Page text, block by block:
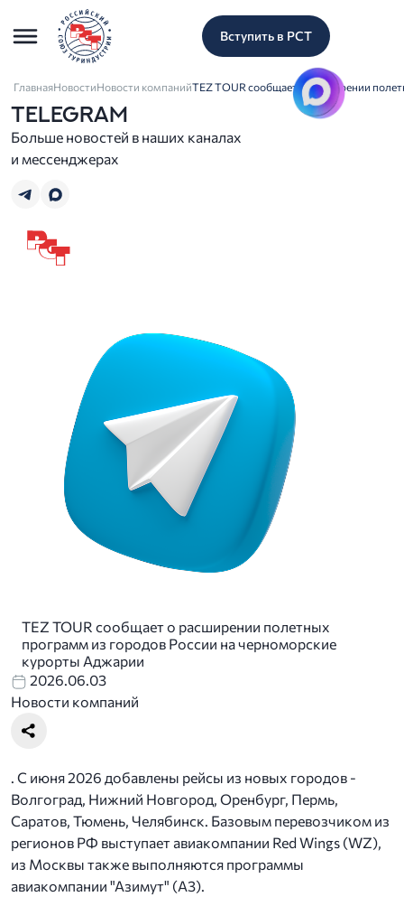
Вступить в РСТ
ГлавнаяНовостиНовости компанийTEZ TOUR сообщает о расширении
TELEGRAM
Больше новостей в наших каналах
и мессенджерах
TEZ TOUR сообщает о расширении полетных
программ из городов России на черноморские
курорты Аджарии
2026.06.03
Новости компаний
. С июня 2026 добавлены рейсы из новых городов -
Волгоград, Нижний Новгород, Оренбург, Пермь,
Саратов, Тюмень, Челябинск. Базовым перевозчиком из
регионов РФ выступает авиакомпании Red Wings (WZ),
из Москвы также выполняются программы
авиакомпании "Азимут" (А3).